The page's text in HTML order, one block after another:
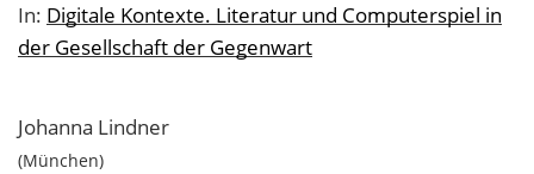
In: Digitale Kontexte. Literatur und Computerspiel in
der Gesellschaft der Gegenwart
Johanna Lindner
München